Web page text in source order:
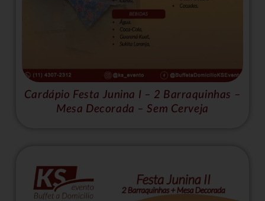
Cardápio Festa Junina I – 2 Barraquinhas –
Mesa Decorada – Sem Cerveja